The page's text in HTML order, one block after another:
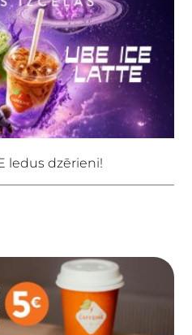
ledus dzērieni!